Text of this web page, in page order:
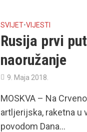
SVIJET•VIJESTI
Rusija prvi
naoružanje
9. Maja 2018.
MOSKVA – Na
artljerijska, raketna u
povodom Dana...